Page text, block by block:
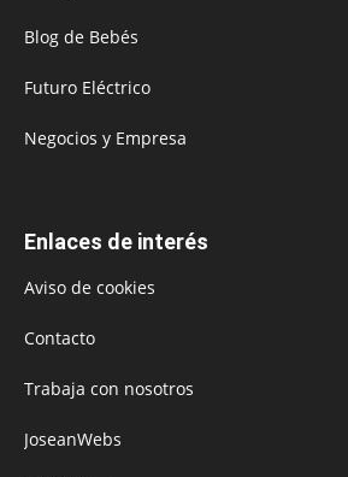
Blog de Bebés
Futuro Eléctrico
Negocios y Empresa
Enlaces de interés
Aviso de cookies
Contacto
Trabaja con nosotros
JoseanWebs